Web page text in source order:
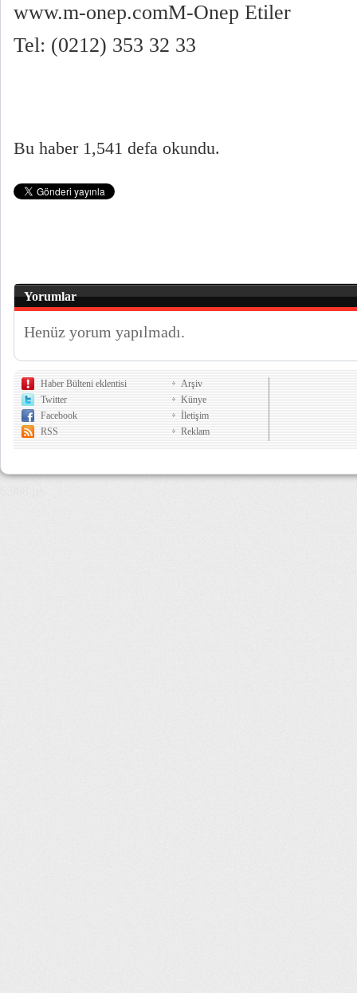
www.m-onep.comM-Onep Etiler
Tel: (0212) 353 32 33
Bu haber 1,541 defa okundu.
Yorumlar
Henüz yorum yapılmadı.
Haber Bülteni eklentisi
Twitter
Facebook
RSS
Arşiv
Künye
İletişim
Reklam